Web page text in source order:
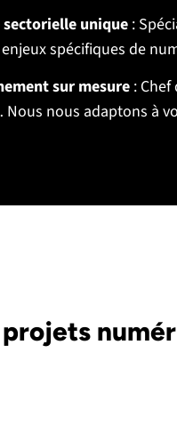
unique:
spécifiques de
sur mesure :
nous adaptons à